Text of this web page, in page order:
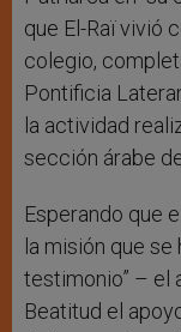
que El-Raï vivió
colegio,
Pontificia
la actividad
sección árabe
Esperando que
la misión que se
testimonio” – el
Beatitud el